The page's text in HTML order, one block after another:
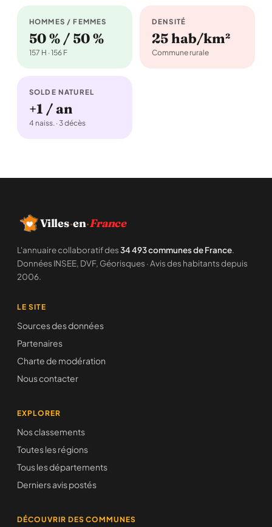
HOMMES / FEMMES
50 % / 50 %
157 H · 156 F
DENSITÉ
25 hab/km²
Commune rurale
SOLDE NATUREL
+1 / an
4 naiss. · 3 décès
Villes·en·France
L'annuaire collaboratif des34 493 communes de France.
Données INSEE, DVF, Géorisques · Avis des habitants depuis
2006.
LE SITE
Sources des données
Partenaires
Charte de modération
Nous contacter
EXPLORER
Nos classements
Toutes les régions
Tous les départements
Derniers avis postés
DÉCOUVRIR DES COMMUNES